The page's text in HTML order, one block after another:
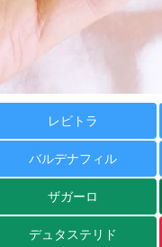
レビトラ
バルデナフィル
ザガーロ
デュタステリド